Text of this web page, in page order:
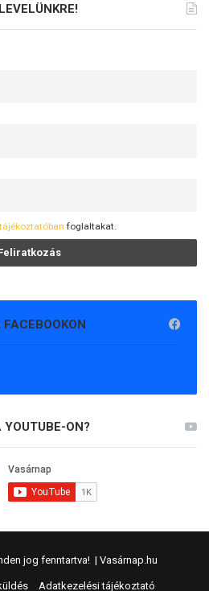
foglaltakat.
ON?
jog fenntartva! | Vasárnap.hu
Adatkezelési tájékoztató